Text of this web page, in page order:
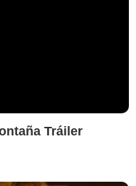
Tráiler